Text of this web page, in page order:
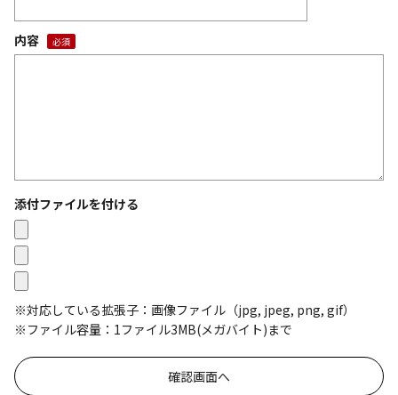
内容
添付ファイルを付ける
※対応している拡張子：画像ファイル（jpg, jpeg, png, gif）
※ファイル容量：1ファイル3MB(メガバイト)まで